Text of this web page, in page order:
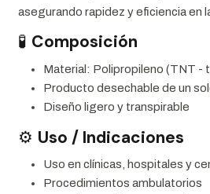
asegurando rapidez y eficiencia en
🧪 Composición
Material: Polipropileno (TNT -
Producto desechable de un
Diseño ligero y transpirable
⚙️ Uso / Indicaciones
Uso en clínicas, hospitales y
Procedimientos ambulatorios